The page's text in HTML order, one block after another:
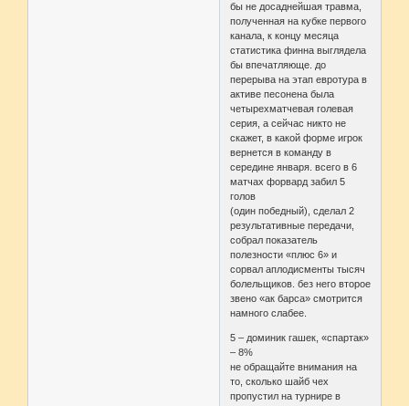
бы не досаднейшая травма,
полученная на кубке первого
канала, к концу месяца
статистика финна выглядела
бы впечатляюще. до
перерыва на этап евротура в
активе песонена была
четырехматчевая голевая
серия, а сейчас никто не
скажет, в какой форме игрок
вернется в команду в
середине января. всего в 6
матчах форвард забил 5
голов
(один победный), сделал 2
результативные передачи,
собрал показатель
полезности «плюс 6» и
сорвал аплодисменты тысяч
болельщиков. без него второе
звено «ак барса» смотрится
намного слабее.
5 – доминик гашек, «спартак»
– 8%
не обращайте внимания на
то, сколько шайб чех
пропустил на турнире в